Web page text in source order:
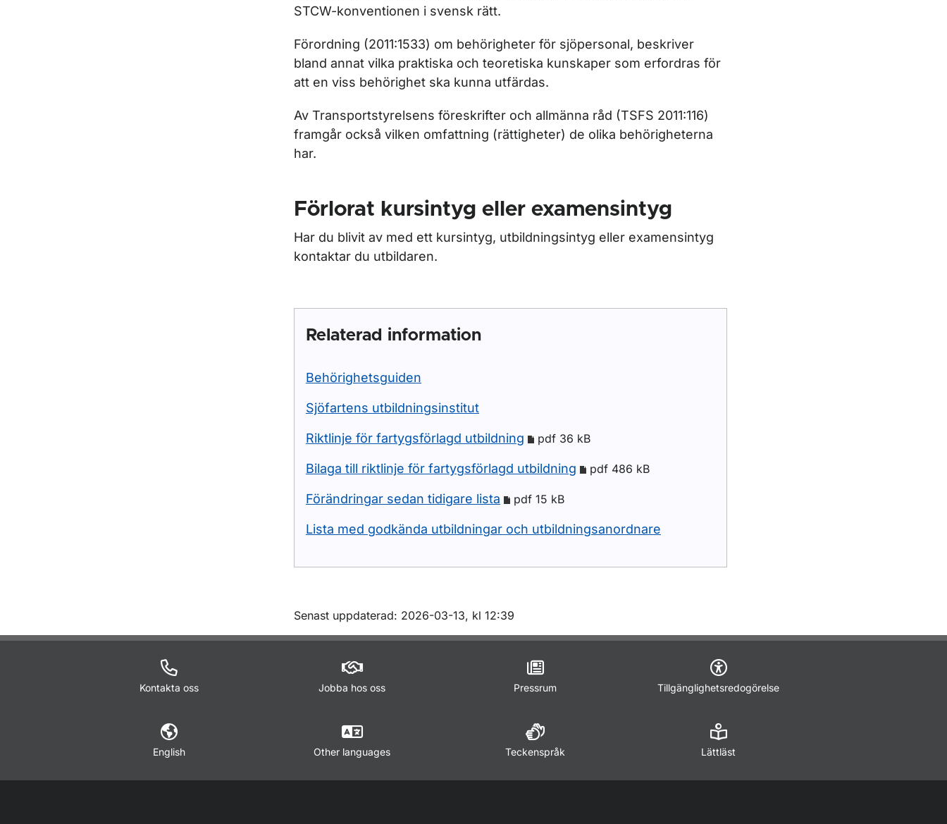
STCW-konventionen i svensk rätt.
Förordning (2011:1533) om behörigheter för sjöpersonal, beskriver
bland annat vilka praktiska och teoretiska kunskaper som erfordras för
att en viss behörighet ska kunna utfärdas.
Av Transportstyrelsens föreskrifter och allmänna råd (TSFS 2011:116)
framgår också vilken omfattning (rättigheter) de olika behörigheterna
har.
Förlorat kursintyg eller examensintyg
Har du blivit av med ett kursintyg, utbildningsintyg eller examensintyg
kontaktar du utbildaren.
Relaterad information
Behörighetsguiden
Sjöfartens utbildningsinstitut
Riktlinje för fartygsförlagd utbildning pdf 36 kB
Bilaga till riktlinje för fartygsförlagd utbildning pdf 486 kB
Förändringar sedan tidigare lista pdf 15 kB
Lista med godkända utbildningar och utbildningsanordnare
Om sidan
Senast uppdaterad: 2026-03-13, kl 12:39
Kontakta oss Jobba hos oss Pressrum Tillgänglighetsredogörelse
English Other languages Teckenspråk Lättläst